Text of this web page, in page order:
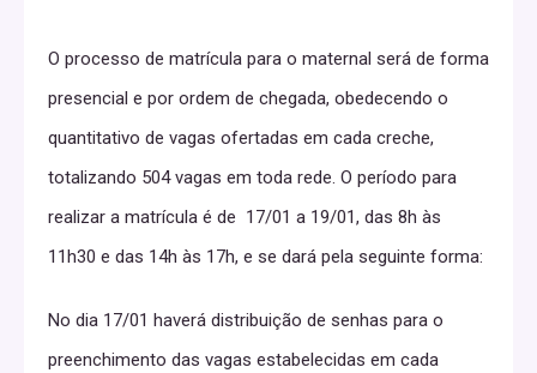
O processo de matrícula para o maternal será de forma
presencial e por ordem de chegada, obedecendo o
quantitativo de vagas ofertadas em cada creche,
totalizando 504 vagas em toda rede. O período para
realizar a matrícula é de 17/01 a 19/01, das 8h às
11h30 e das 14h às 17h, e se dará pela seguinte forma:
No dia 17/01 haverá distribuição de senhas para o
preenchimento das vagas estabelecidas em cada